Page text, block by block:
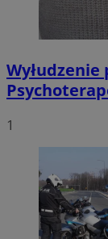
Wyłudzenie
1